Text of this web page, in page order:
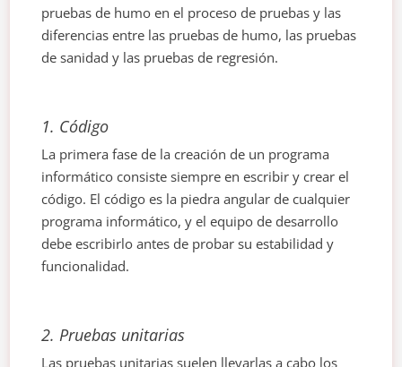
pruebas de humo en el proceso de pruebas y las
diferencias entre las pruebas de humo, las pruebas
de sanidad y las pruebas de regresión.
1. Código
La primera fase de la creación de un programa
informático consiste siempre en escribir y crear el
código. El código es la piedra angular de cualquier
programa informático, y el equipo de desarrollo
debe escribirlo antes de probar su estabilidad y
funcionalidad.
2.Pruebas unitarias
Las pruebas unitarias suelen llevarlas a cabo los